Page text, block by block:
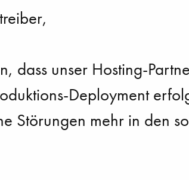
dass unser Hosting-
Deployment
Störungen mehr in den